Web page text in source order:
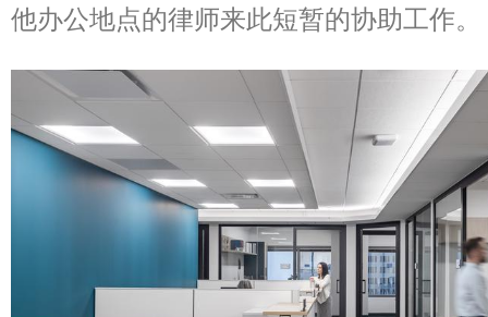
他办公地点的律师来此短暂的协助工作。